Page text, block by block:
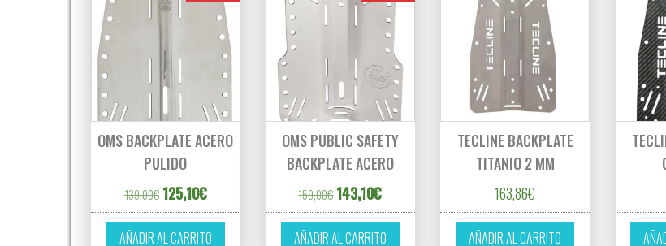
OMS BACKPLATE ACERO
PULIDO
139,00€ El precio original era: 139,00€.
125,10€El precio actual es: 125,10€.
AÑADIR AL CARRITO
OMS PUBLIC SAFETY
BACKPLATE ACERO
159,00€ El precio original era: 159,00€.
143,10€El precio actual es: 143,10€.
AÑADIR AL CARRITO
TECLINE BACKPLATE
TITANIO 2 MM
163,86€
AÑADIR AL CARRITO